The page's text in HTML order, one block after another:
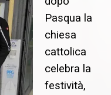
Pasqua la
chiesa
cattolica
celebra la
festività,